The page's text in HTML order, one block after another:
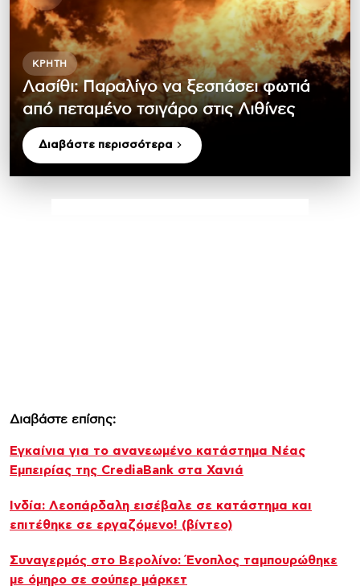
ΚΡΉΤΗ
Λασίθι: Παραλίγο να ξεσπάσει φωτιά
από πεταμένο τσιγάρο στις Λιθίνες
Διαβάστε περισσότερα
Διαβάστε επίσης:
Εγκαίνια για το ανανεωμένο κατάστημα Νέας
Εμπειρίας της CrediaBank στα Χανιά
Ινδία: Λεοπάρδαλη εισέβαλε σε κατάστημα και
επιτέθηκε σε εργαζόμενο! (βίντεο)
Συναγερμός στο Βερολίνο: Ένοπλος ταμπουρώθηκε
με όμηρο σε σούπερ μάρκετ